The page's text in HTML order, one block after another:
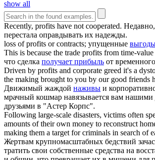
show all
Recently, profits have not cooperated. Недавно,
перестала оправдывать их надежды.
loss ofprofits or contracts; упущенные
This is because the trade profits from time-value
что сделка получает прибыль от
Driven by profits and corporate greed it's a
the making brought to you by our good friends
Движимый жаждой наживы и
мрачный кошмар навязывается вам
друзьями в "Астер Корпс".
Following large-scale disasters, victims often
amounts of their own money to reconstruct
making them a target for criminals in search of
Жертвам крупномасштабных бедствий
тратить свои собственные средства на